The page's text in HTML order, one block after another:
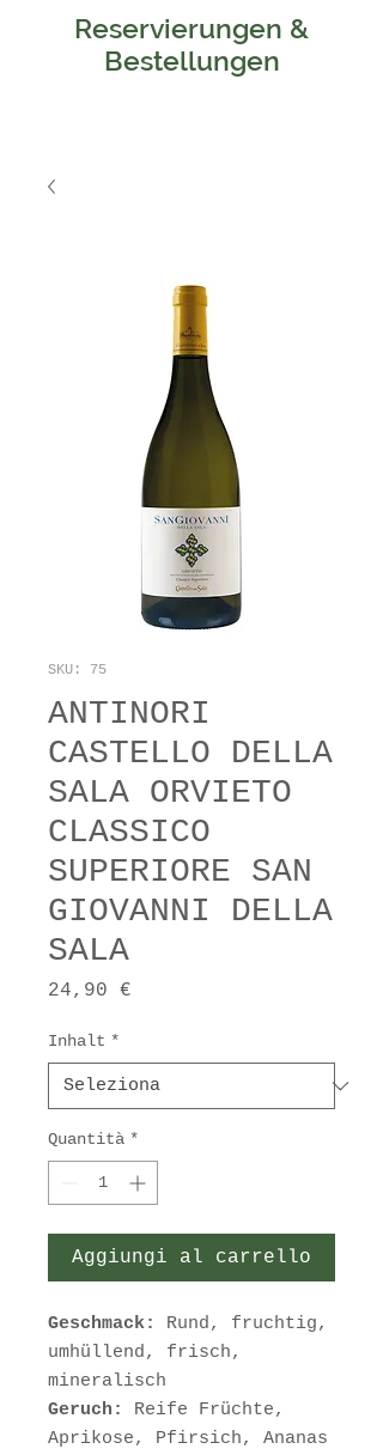
Reservierungen &
Bestellungen
SKU: 75
ANTINORI
CASTELLO DELLA
SALA ORVIETO
CLASSICO
SUPERIORE SAN
GIOVANNI DELLA
SALA
24,90 €
Inhalt *
Quantità *
Aggiungi al carrello
Geschmack:
Rund, fruchtig,
umhüllend, frisch,
mineralisch
Geruch: Reife Früchte,
Aprikose, Pfirsich, Ananas